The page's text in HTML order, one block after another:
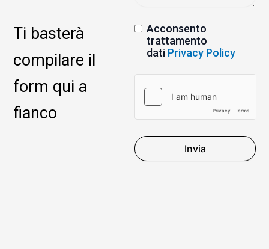
Ti basterà
compilare il
form qui a
fianco
Acconsento
trattamento
dati Privacy Policy
Invia